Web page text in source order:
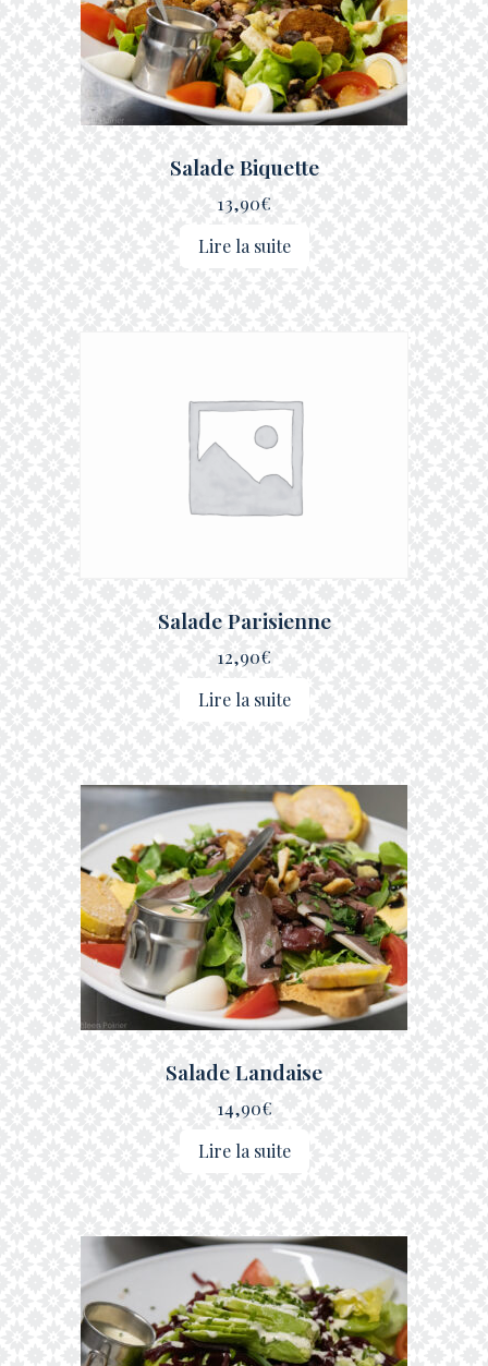
Salade Biquette
13,90€
Lire la suite
Salade Parisienne
12,90€
Lire la suite
Salade Landaise
14,90€
Lire la suite